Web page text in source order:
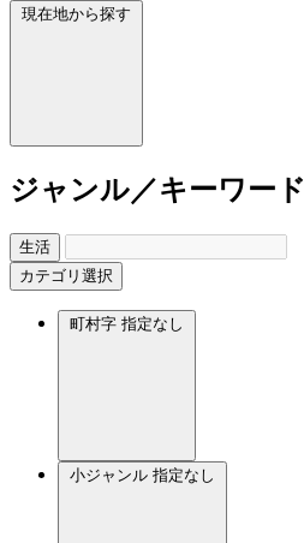
現在地から探す
ジャンル／キーワード
生活
カテゴリ選択
町村字 指定なし
小ジャンル 指定なし